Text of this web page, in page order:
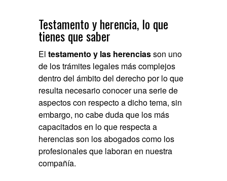
Testamento y herencia, lo que
tienes que saber
Eltestamento y las herenciasson uno
de los trámites legales más complejos
dentro del ámbito del derecho por lo que
resulta necesario conocer una serie de
aspectos con respecto a dicho tema, sin
embargo, no cabe duda que los más
capacitados en lo que respecta a
herencias son los abogados como los
profesionales que laboran en nuestra
compañía.